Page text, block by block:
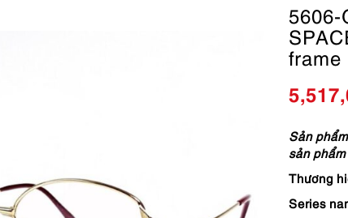
5606-
frame
Sản
sản
Thương
Series